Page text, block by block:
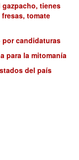
tienes
tomate
por candidaturas
para la mitomanía
del país